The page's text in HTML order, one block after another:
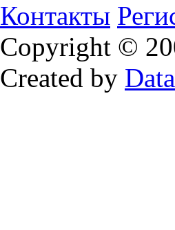
Контакты
Copyright ©
Created by